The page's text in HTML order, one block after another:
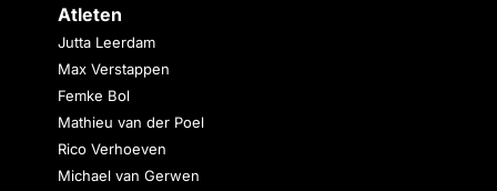
Atleten
Jutta Leerdam
Max Verstappen
Femke Bol
Mathieu van der Poel
Rico Verhoeven
Michael van Gerwen